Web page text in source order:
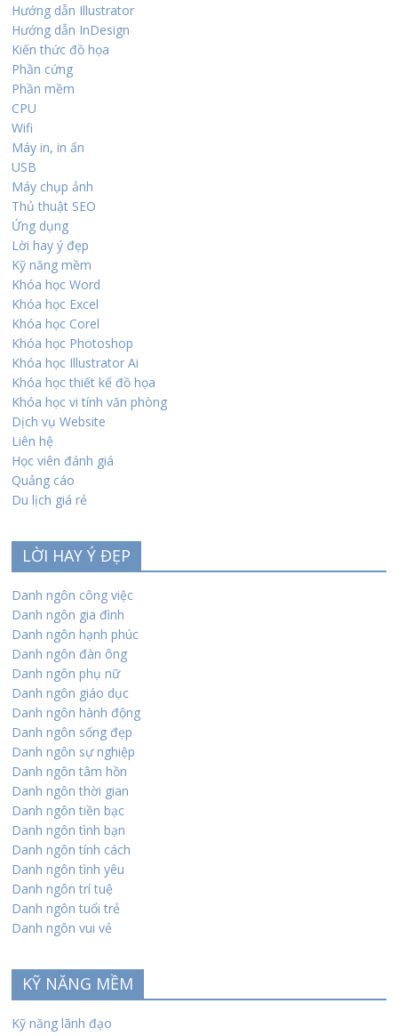
Hướng dẫn Illustrator
Hướng dẫn InDesign
Kiến thức đồ họa
Phần cứng
Phần mềm
CPU
Wifi
Máy in, in ấn
USB
Máy chụp ảnh
Thủ thuật SEO
Ứng dụng
Lời hay ý đẹp
Kỹ năng mềm
Khóa học Word
Khóa học Excel
Khóa học Corel
Khóa học Photoshop
Khóa học Illustrator Ai
Khóa học thiết kế đồ họa
Khóa học vi tính văn phòng
Dịch vụ Website
Liên hệ
Học viên đánh giá
Quảng cáo
Du lịch giá rẻ
LỜI HAY Ý ĐẸP
Danh ngôn công việc
Danh ngôn gia đình
Danh ngôn hạnh phúc
Danh ngôn đàn ông
Danh ngôn phụ nữ
Danh ngôn giáo dục
Danh ngôn hành động
Danh ngôn sống đẹp
Danh ngôn sự nghiệp
Danh ngôn tâm hồn
Danh ngôn thời gian
Danh ngôn tiền bạc
Danh ngôn tình bạn
Danh ngôn tính cách
Danh ngôn tình yêu
Danh ngôn trí tuệ
Danh ngôn tuổi trẻ
Danh ngôn vui vẻ
KỸ NĂNG MỀM
Kỹ năng lãnh đạo